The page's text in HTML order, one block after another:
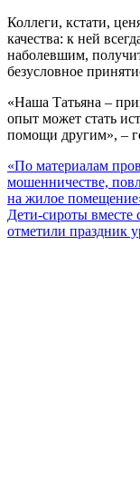
Коллеги, кстати,
качества: к ней
наболевшим,
безусловное
«Наша Татьяна –
опыт может стать
помощи другим», –
«По материалам
мошенничестве,
на жилое
Дети-сироты вместе
отметили праздник